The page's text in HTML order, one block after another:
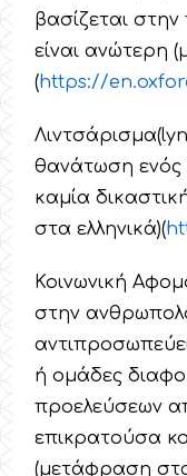
βασίζεται
είναι ανώτερη
(https://en.
θανάτωση ενός
καμία
στα ελληνικά)(
Κοινωνική
στην
ή ομάδες
προελεύσεων
επικρατούσα
(μετάφραση στα